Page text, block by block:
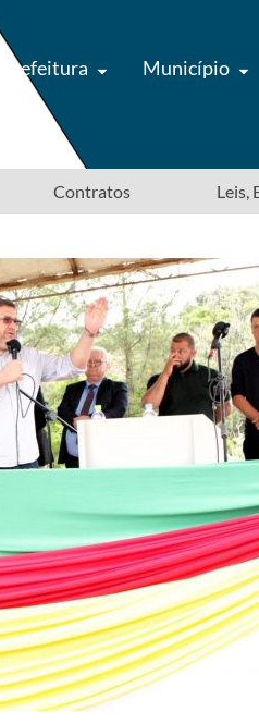
Prefeitura Município
Contratos Leis,